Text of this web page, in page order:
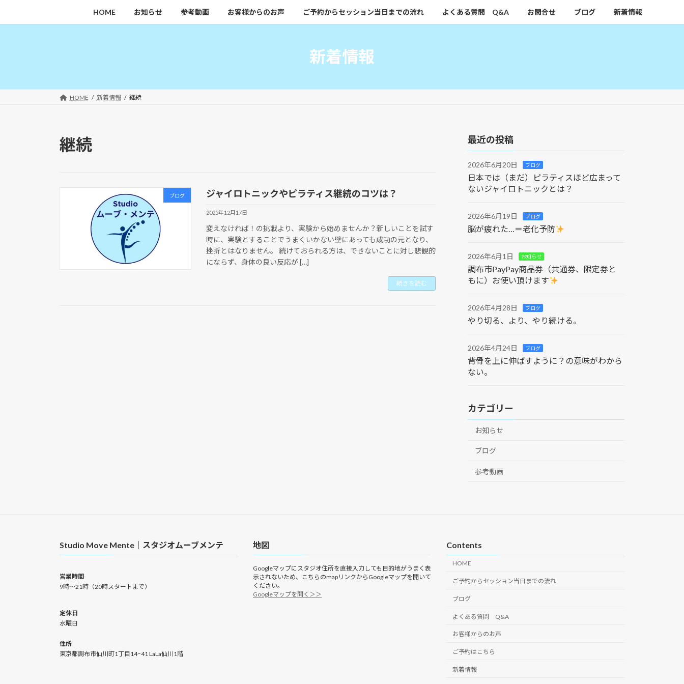
キ
に
HOME お知らせ 参考動画 お客様からのお声 ご予約からセッション当日までの流れ よくある質問 Q&A お問合せ ブログ 新着情報
新着情報
HOME 新着情報 継続
継続
ブログ ジャイロトニックやピラティス継続のコツは？
2025年12月17日
変えなければ！の挑戦より、実験から始めませんか？新しいことを試す
時に、実験とすることでうまくいかない壁にあっても成功の元となり、
挫折とはなりません。 続けておられる方は、できないことに対し悲観的
にならず、身体の良い反応が […]
続きを読む
最近の投稿
2026年6月20日 ブログ
日本では（まだ）ピラティスほど広まって
ないジャイロトニックとは？
2026年6月19日 ブログ
脳が疲れた…＝老化予防
2026年6月1日 お知らせ
調布市PayPay商品券（共通券、限定券と
もに）お使い頂けます
2026年4月28日 ブログ
やり切る、より、やり続ける。
2026年4月24日 ブログ
背骨を上に伸ばすように？の意味がわから
ない。
カテゴリー
お知らせ
ブログ
参考動画
Studio Move Mente｜スタジオムーブメンテ
営業時間
9時〜21時（20時スタートまで）
定休日
水曜日
住所
東京都調布市仙川町1丁目14−41 LaLa仙川1階
地図
Googleマップにスタジオ住所を直接入力しても目的地がうまく表
示されないため、こちらのmapリンクからGoogleマップを開いて
ください。
Googleマップを開く＞＞
Contents
HOME
ご予約からセッション当日までの流れ
ブログ
よくある質問 Q&A
お客様からのお声
ご予約はこちら
新着情報